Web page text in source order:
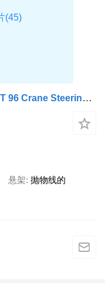
DAF CF85.460 CF 6X4 HIAB 120ST 96 Crane Steering Axle Euro 5
悬架 抛物线的